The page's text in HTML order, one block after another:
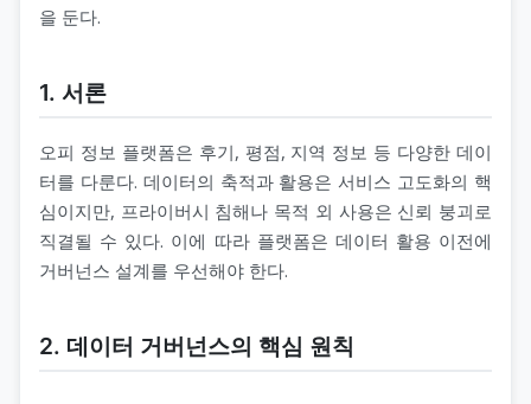
을 둔다.
1. 서론
오피 정보 플랫폼은 후기, 평점, 지역 정보 등 다양한 데이
터를 다룬다. 데이터의 축적과 활용은 서비스 고도화의 핵
심이지만, 프라이버시 침해나 목적 외 사용은 신뢰 붕괴로
직결될 수 있다. 이에 따라 플랫폼은 데이터 활용 이전에
거버넌스 설계를 우선해야 한다.
2. 데이터 거버넌스의 핵심 원칙